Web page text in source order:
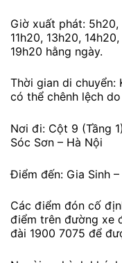
Giờ xuất phát:
11h20, 13h20,
19h20 hằng ngày.
Thời gian di chuyển:
có thể chênh lệch
Nơi đi: Cột 9 (Tầng
Sóc Sơn – Hà Nội
Điểm đến: Gia Sinh
Các điểm đón cố
điểm trên đường xe
đài 1900 7075 để